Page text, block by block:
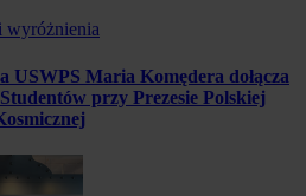
wyróżnienia
USWPS Maria Komędera dołącza
przy Prezesie Polskiej